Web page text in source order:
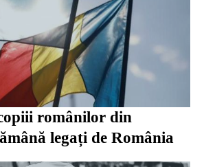
românilor din
legați de România